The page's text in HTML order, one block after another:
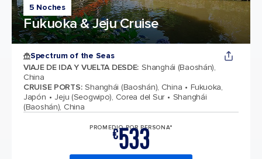
5 Noches
Fukuoka & Jeju Cruise
Spectrum of the Seas
VIAJE DE IDA Y VUELTA DESDE: Shanghái (Baoshán),
China
CRUISE PORTS: Shanghái (Baoshán), China
Fukuoka,
Japón
Jeju (Seogwipo), Corea del Sur
Shanghái
(Baoshán), China
PROMEDIO POR PERSONA*
€533